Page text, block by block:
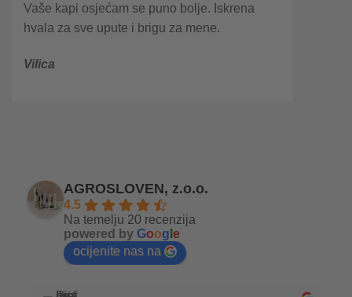
Vaše kapi osjećam se puno bolje. Iskrena
hvala za sve upute i brigu za mene.
Vilica
AGROSLOVEN, z.o.o.
4.5
Na temelju 20 recenzija
powered by Goog e
ocijenite nas na